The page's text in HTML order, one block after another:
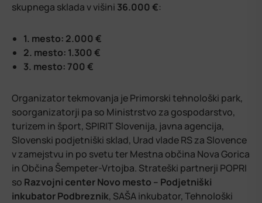
skupnega sklada v višini 36.000 €:
1. mesto: 2.000 €
2. mesto: 1.300 €
3. mesto: 700 €
Organizator tekmovanja je Primorski tehnološki park,
soorganizatorji pa so Ministrstvo za gospodarstvo,
turizem in šport, SPIRIT Slovenija, javna agencija,
Slovenski podjetniški sklad, Urad vlade RS za Slovence
v zamejstvu in po svetu ter Mestna občina Nova Gorica
in Občina Šempeter-Vrtojba. Strateški partnerji POPRI
so Razvojni center Novo mesto – Podjetniški
inkubator Podbreznik, SAŠA inkubator, Tehnološki